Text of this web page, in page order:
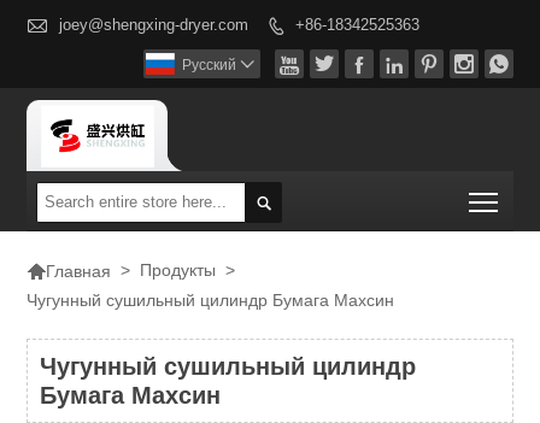
 joey@shengxing-dryer.com  +86-18342525363
      
Pусский 

Главная > Продукты >
Чугунный сушильный цилиндр Бумага Махсин
Чугунный сушильный цилиндр
Бумага Махсин